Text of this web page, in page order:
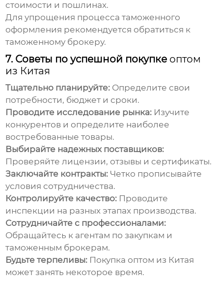
стоимости и пошлинах.
Для упрощения процесса таможенного
оформления рекомендуется обратиться к
таможенному брокеру.
7. Советы по успешной покупке оптом
из Китая
Тщательно планируйте: Определите свои
потребности, бюджет и сроки.
Проводите исследование рынка: Изучите
конкурентов и определите наиболее
востребованные товары.
Выбирайте надежных поставщиков:
Проверяйте лицензии, отзывы и сертификаты.
Заключайте контракты: Четко прописывайте
условия сотрудничества.
Контролируйте качество: Проводите
инспекции на разных этапах производства.
Сотрудничайте с профессионалами:
Обращайтесь к агентам по закупкам и
таможенным брокерам.
Будьте терпеливы: Покупка оптом из Китая
может занять некоторое время.